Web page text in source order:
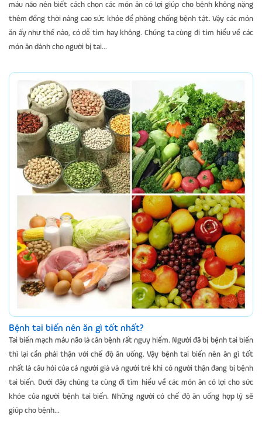
máu não nên biết cách chọn các món ăn có lợi giúp cho bệnh không nặng
thêm đồng thời nâng cao sức khỏe để phòng chống bệnh tật. Vậy các món
ăn ấy như thế nào, có dễ tìm hay không. Chúng ta cùng đi tìm hiểu về các
món ăn dành cho người bị tai...
Bệnh tai biến nên ăn gì tốt nhất?
Tai biến mạch máu não là căn bệnh rất nguy hiểm. Người đã bị bệnh tai biến
thì lại cần phải thận với chế độ ăn uống. Vậy bệnh tai biến nên ăn gì tốt
nhất là câu hỏi của cả người già và người trẻ khi có người thận đang bị bệnh
tai biến. Dưới đây chúng ta cùng đi tìm hiểu về các món ăn có lợi cho sức
khỏe của người bệnh tai biến. Những người có chế độ ăn uống hợp lý sẽ
giúp cho bệnh...